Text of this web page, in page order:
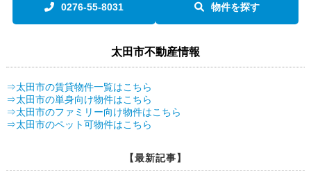
0276-55-8031 物件を探す
太田市不動産情報
⇒太田市の賃貸物件一覧はこちら
⇒太田市の単身向け物件はこちら
⇒太田市のファミリー向け物件はこちら
⇒太田市のペット可物件はこちら
【最新記事】